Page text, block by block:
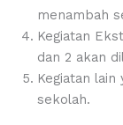
menambah
Kegiatan
dan 2 akan
Kegiatan
sekolah.